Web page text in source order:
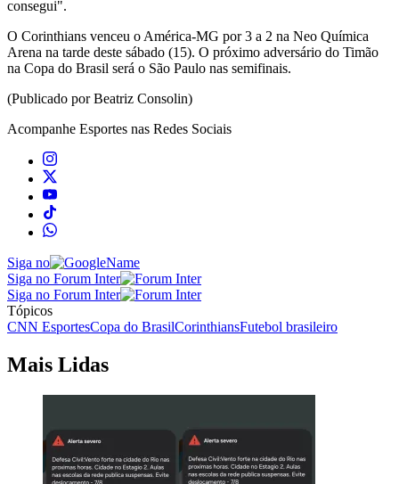
consegui".
O Corinthians venceu o América-MG por 3 a 2 na Neo Química
Arena na tarde deste sábado (15). O próximo adversário do Timão
na Copa do Brasil será o São Paulo nas semifinais.
(Publicado por Beatriz Consolin)
Acompanhe Esportes nas Redes Sociais
Siga no
Siga no Forum Inter
Siga no Forum Inter
Tópicos
CNN EsportesCopa do BrasilCorinthiansFutebol brasileiro
Mais Lidas